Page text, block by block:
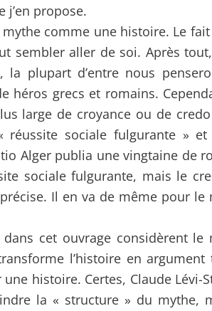
j’en propose.
comme une histoire. Le fait
sembler aller de soi. Après
plupart d’entre nous
héros grecs et romains.
large de croyance ou de
réussite sociale fulgurante »
Alger publia une vingtaine de
sociale fulgurante, mais le
Il en va de même pour le
cet ouvrage considèrent le
l’histoire en argument
histoire. Certes, Claude Lévi-
la « structure » du mythe,